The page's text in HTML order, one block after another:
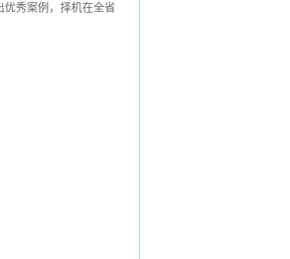
秀案例，择机在全省